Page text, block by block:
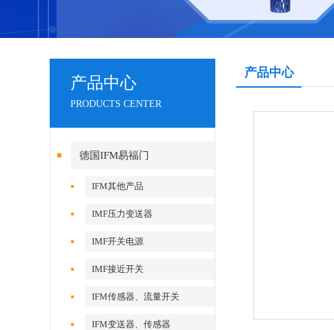
产品中心
PRODUCTS CENTER
德国IFM易福门
IFM其他产品
IMF压力变送器
IMF开关电源
IMF接近开关
IFM传感器、流量开关
IFM变送器、传感器
产品中心